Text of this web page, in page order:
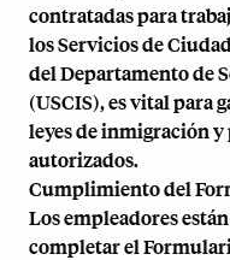
contratadas para
los Servicios de
del Departamento de
(USCIS), es vital para
leyes de inmigración
autorizados.
Cumplimiento del
Los empleadores
completar el